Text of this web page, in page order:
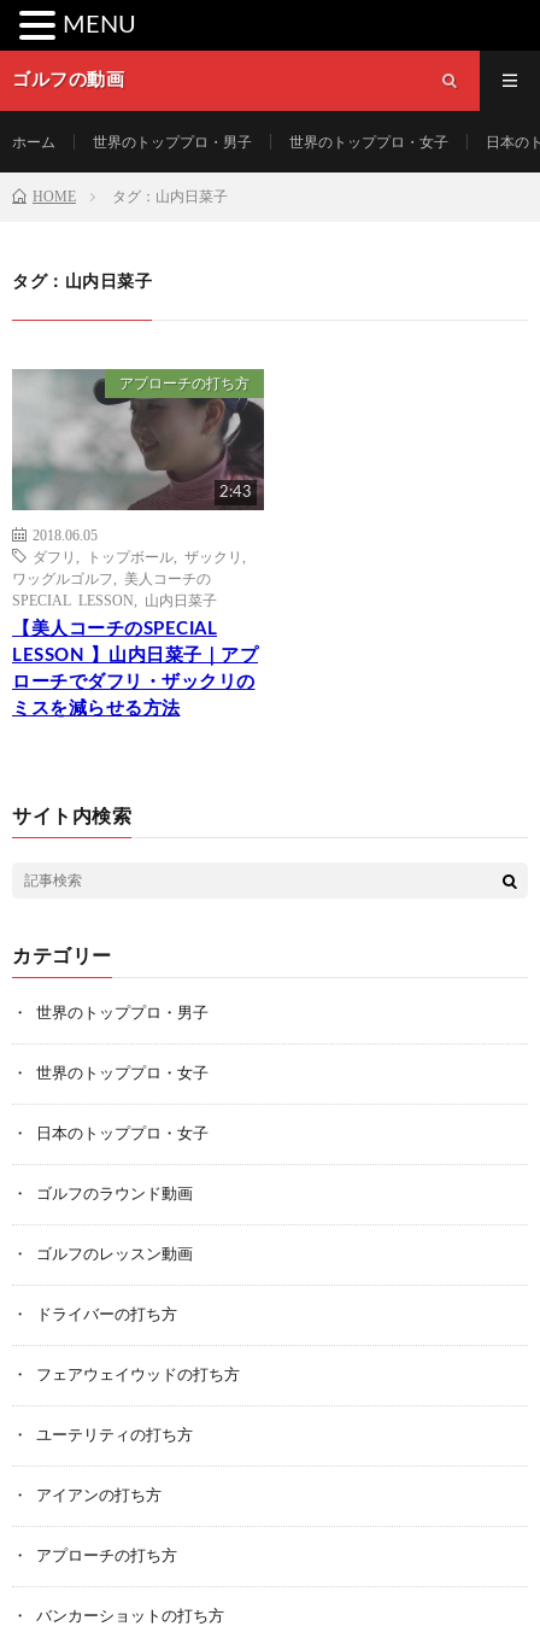
ゴルフの動画
ホーム 世界のトッププロ・男子 世界のトッププロ・女子 日本の
HOME タグ：山内日菜子
タグ：山内日菜子
アプローチの打ち方
2:43
2018.06.05
ダフリ
トップボール ザックリ
ワッグルゴルフ
美人コーチの
SPECIAL LESSON
山内日菜子
【美人コーチのSPECIAL
LESSON 】山内日菜子｜アプ
ローチでダフリ・ザックリの
ミスを減らせる方法
サイト内検索
カテゴリー
世界のトッププロ・男子
世界のトッププロ・女子
日本のトッププロ・女子
ゴルフのラウンド動画
ゴルフのレッスン動画
ドライバーの打ち方
フェアウェイウッドの打ち方
ユーテリティの打ち方
アイアンの打ち方
アプローチの打ち方
バンカーショットの打ち方
MENU